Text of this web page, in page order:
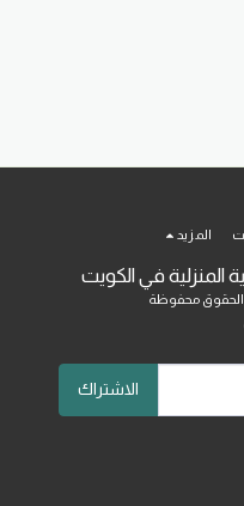
المنزلية في الكويت
المزيد
الاشتراك